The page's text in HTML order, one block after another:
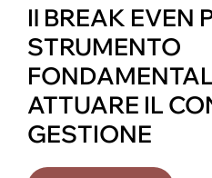
Il BREAK EVEN
STRUMENTO
ATTUARE IL
GESTIONE